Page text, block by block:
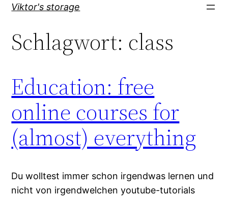
Direkt
Inhalt
wechseln
Viktor's storage
Schlagwort: class
Education: free
online courses for
(almost) everything
Du wolltest immer schon irgendwas lernen und
nicht von irgendwelchen youtube-tutorials